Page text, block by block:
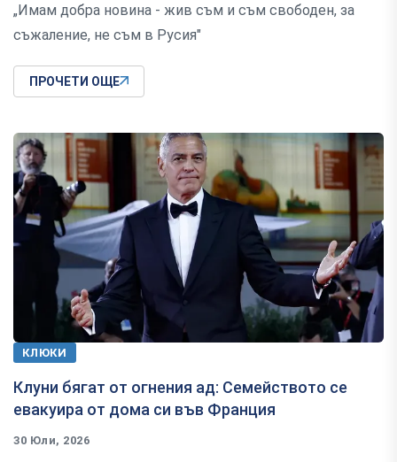
„Имам добра новина - жив съм и съм свободен, за
съжаление, не съм в Русия"
ПРОЧЕТИ ОЩЕ
КЛЮКИ
Клуни бягат от огнения ад: Семейството се
евакуира от дома си във Франция
30 Юли, 2026